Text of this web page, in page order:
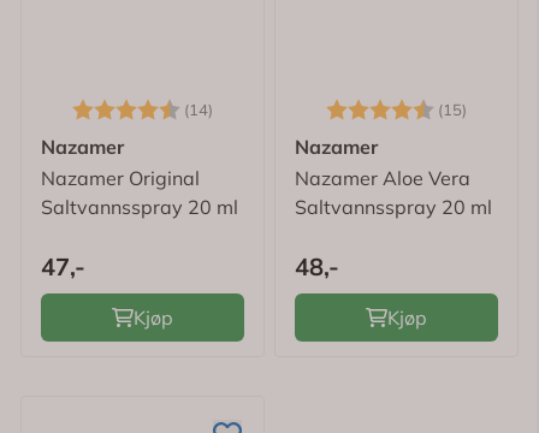
Karakter: (14)
4.9 av 5 mulige
Nazamer
Nazamer Original
Saltvannsspray 20 ml
47,-
Kjøp
Karakter: (15)
Nazamer
Nazamer Aloe Vera
Saltvannsspray 20 ml
48,-
Kjøp